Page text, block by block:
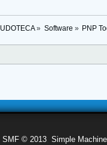
» Software » PNP
SMF © 2013 Simple